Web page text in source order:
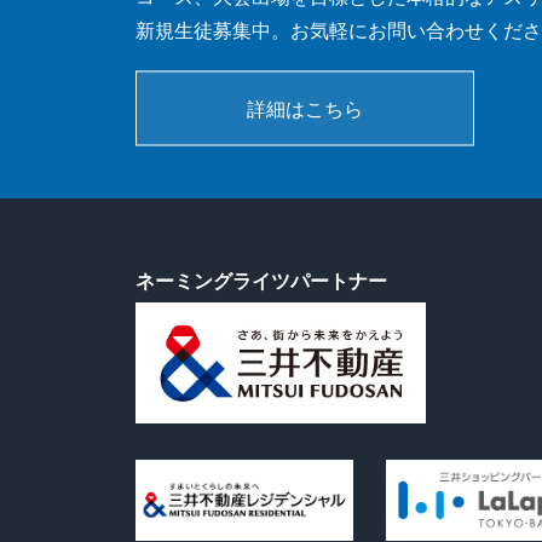
新規生徒募集中。お気軽にお問い合わせくだ
詳細はこちら